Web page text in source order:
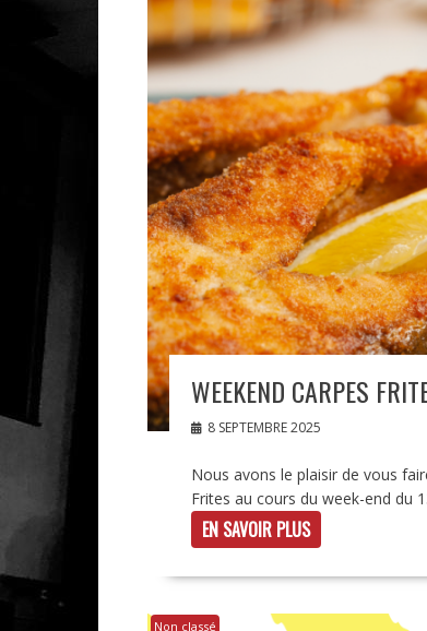
WEEKEND CARPES
8 SEPTEMBRE 2025
Nous avons le plaisir de vous
Frites au cours du week-end du
EN SAVOIR PLUS
Non classé